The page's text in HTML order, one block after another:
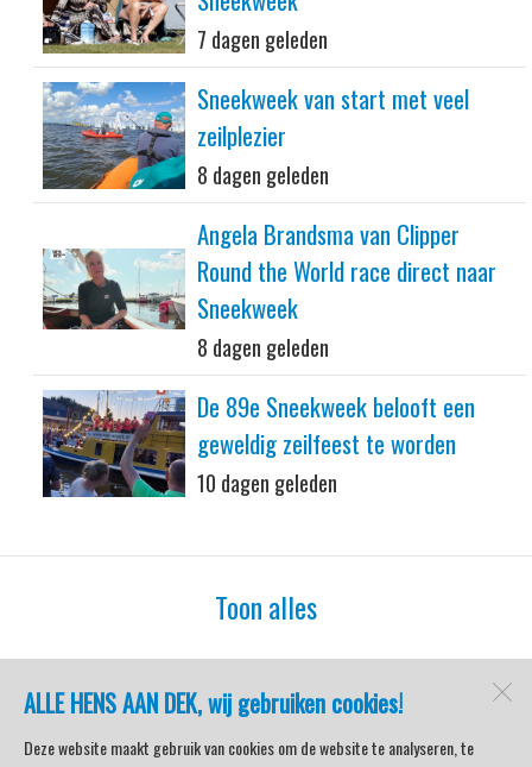
ALLE HENS AAN DEK, wij gebruiken cookies!
Deze website maakt gebruik van cookies om de website te analyseren, te
7 dagen geleden
Sneekweek van start met veel
zeilplezier
8 dagen geleden
Angela Brandsma van Clipper
Round the World race direct naar
Sneekweek
8 dagen geleden
De 89e Sneekweek belooft een
geweldig zeilfeest te worden
10 dagen geleden
Toon alles
watersport-tv
Lemmer